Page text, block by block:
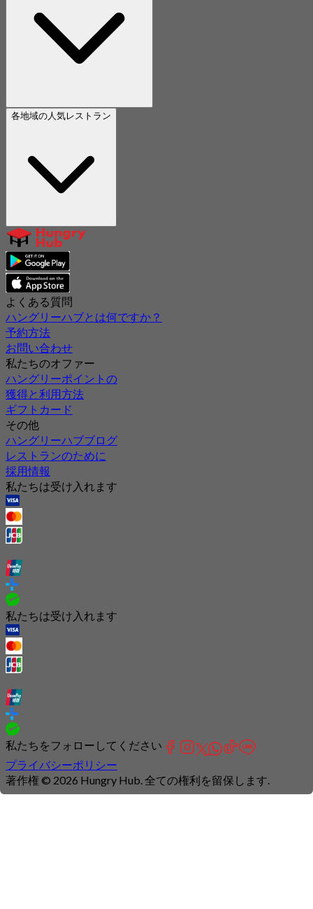
各地域の人気レストラン
よくある質問
ハングリーハブとは何ですか？
予約方法
お問い合わせ
私たちのオファー
ハングリーポイントの
獲得と利用方法
ギフトカード
その他
ハングリーハブブログ
レストランのために
採用情報
私たちは受け入れます
私たちは受け入れます
私たちをフォローしてください
プライバシーポリシー
著作権 © 2026 Hungry Hub. 全ての権利を留保します.
Connection